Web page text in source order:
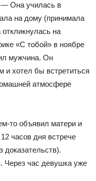
— Она училась в
на дому (принимала
на
«С тобой» в ноябре
мужчина. Он
и хотел бы встретиться
атмосфере
то объявил матери и
часов дня встрече
доказательств).
Через час девушка уже